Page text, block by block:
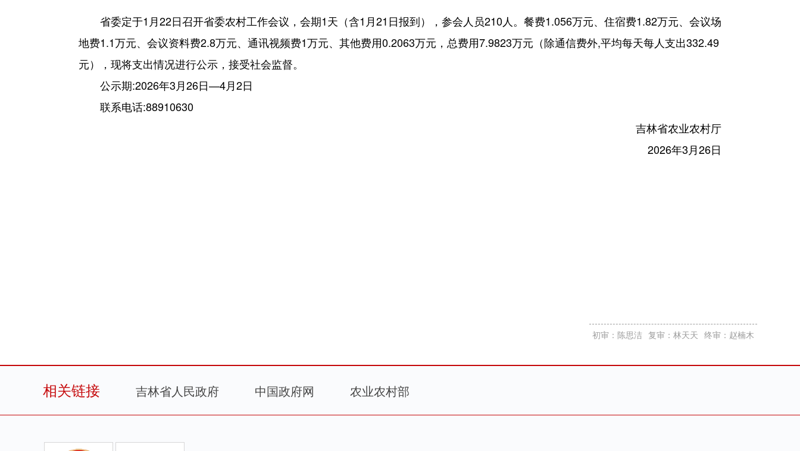
省委定于1月22日召开省委农村工作会议，会期1天（含1月21日报到），参会人员210人。餐费1.056万元、住宿费1.82万元、会议场
地费1.1万元、会议资料费2.8万元、通讯视频费1万元、其他费用0.2063万元，总费用7.9823万元（除通信费外,平均每天每人支出332.49
元），现将支出情况进行公示，接受社会监督。
公示期:2026年3月26日—4月2日
联系电话:88910630
吉林省农业农村厅
2026年3月26日
初审：陈思洁 复审：林天天 终审：赵楠木
相关链接 吉林省人民政府 中国政府网 农业农村部